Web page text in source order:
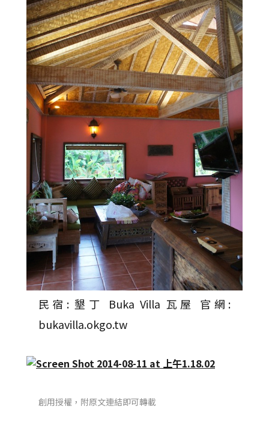
民宿: 墾丁 Buka Villa 瓦屋 官網:
bukavilla.okgo.tw
創用授權，附原文連結即可轉載